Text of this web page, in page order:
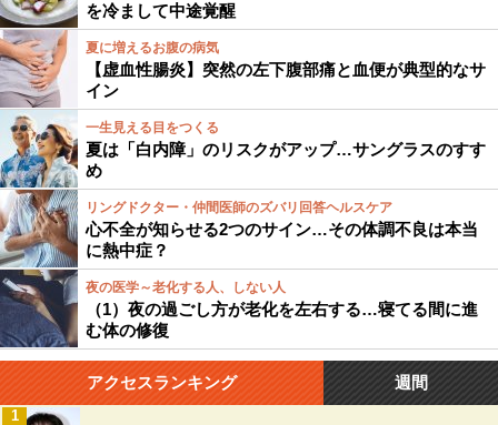
を冷まして中途覚醒
夏に増えるお腹の病気
【虚血性腸炎】突然の左下腹部痛と血便が典型的なサ
イン
一生見える目をつくる
夏は「白内障」のリスクがアップ…サングラスのすす
め
リングドクター・仲間医師のズバリ回答ヘルスケア
心不全が知らせる2つのサイン…その体調不良は本当
に熱中症？
夜の医学～老化する人、しない人
（1）夜の過ごし方が老化を左右する…寝てる間に進
む体の修復
アクセスランキング 週間
1